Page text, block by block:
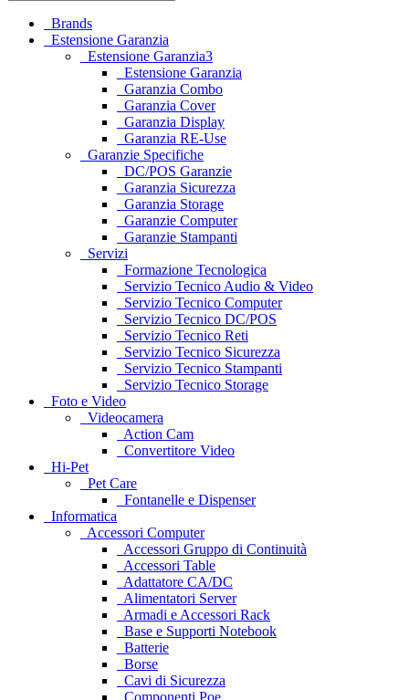
Brands
Estensione Garanzia
Estensione Garanzia3
Estensione Garanzia
Garanzia Combo
Garanzia Cover
Garanzia Display
Garanzia RE-Use
Garanzie Specifiche
DC/POS Garanzie
Garanzia Sicurezza
Garanzia Storage
Garanzie Computer
Garanzie Stampanti
Servizi
Formazione Tecnologica
Servizio Tecnico Audio & Video
Servizio Tecnico Computer
Servizio Tecnico DC/POS
Servizio Tecnico Reti
Servizio Tecnico Sicurezza
Servizio Tecnico Stampanti
Servizio Tecnico Storage
Foto e Video
Videocamera
Action Cam
Convertitore Video
Hi-Pet
Pet Care
Fontanelle e Dispenser
Informatica
Accessori Computer
Accessori Gruppo di Continuità
Accessori Table
Adattatore CA/DC
Alimentatori Server
Armadi e Accessori Rack
Base e Supporti Notebook
Batterie
Borse
Cavi di Sicurezza
Componenti Poe